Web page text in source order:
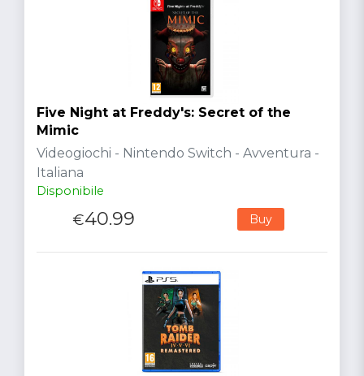
Five Night at Freddy's: Secret of the
Mimic
Videogiochi - Nintendo Switch - Avventura -
Italiana
Disponibile
€40.99 Buy